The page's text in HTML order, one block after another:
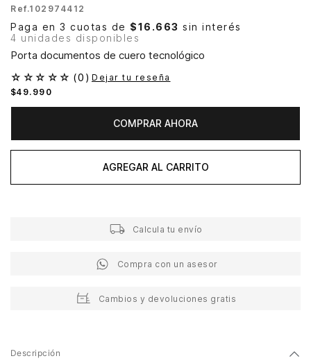
Ref.102974412
Paga en 3 cuotas de $16.663 sin interés
4 unidades disponibles
Porta documentos de cuero tecnológico
☆ ☆ ☆ ☆ ☆ (0 ) Dejar tu reseña
$49. 990
COMPRAR AHORA
AGREGAR AL CARRITO
Calcula tu envío
Compra con un asesor
Cambios y devoluciones gratis
Descripción